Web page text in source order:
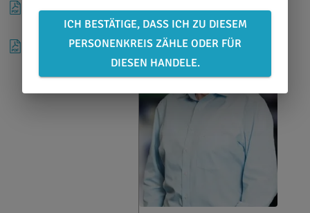
DATENBLATT
PRODUKTÜBERSICHT
ICH BESTÄTIGE, DASS ICH ZU DIESEM
PERSONENKREIS ZÄHLE ODER FÜR
DIESEN HANDELE.